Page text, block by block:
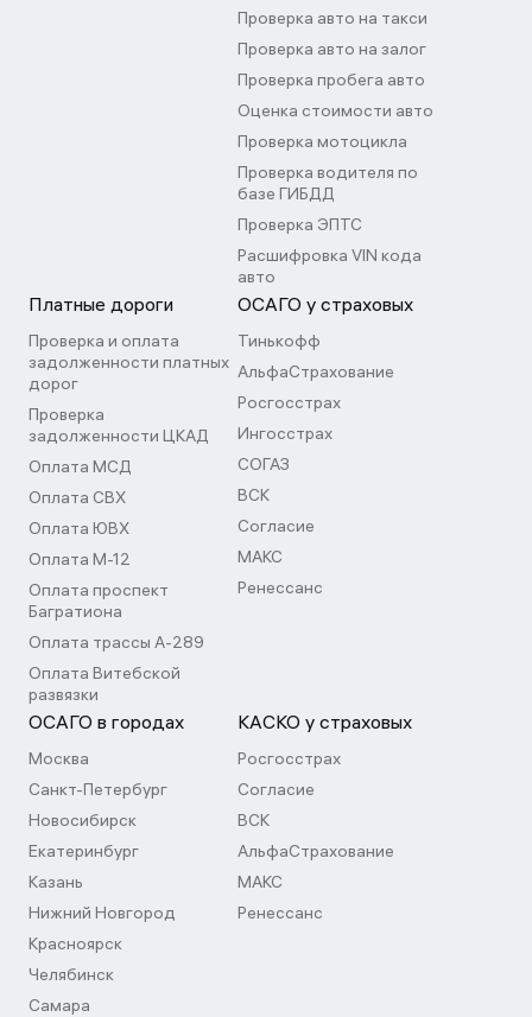
Проверка авто на такси
Проверка авто на залог
Проверка пробега авто
Оценка стоимости авто
Проверка мотоцикла
Проверка водителя по
базе ГИБДД
Проверка ЭПТС
Расшифровка VIN кода
авто
Платные дороги
Проверка и оплата
задолженности платных
дорог
Проверка
задолженности ЦКАД
Оплата МСД
Оплата СВХ
Оплата ЮВХ
Оплата М-12
Оплата проспект
Багратиона
Оплата трассы А-289
Оплата Витебской
развязки
ОСАГО у страховых
Тинькофф
АльфаСтрахование
Росгосстрах
Ингосстрах
СОГАЗ
ВСК
Согласие
МАКС
Ренессанс
ОСАГО в городах
Москва
Санкт-Петербург
Новосибирск
Екатеринбург
Казань
Нижний Новгород
Красноярск
Челябинск
Самара
КАСКО у страховых
Росгосстрах
Согласие
ВСК
АльфаСтрахование
МАКС
Ренессанс